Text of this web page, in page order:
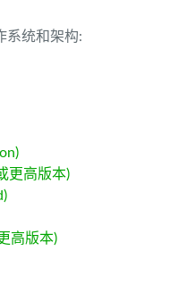
系统和架构:
更高版本)
高版本)